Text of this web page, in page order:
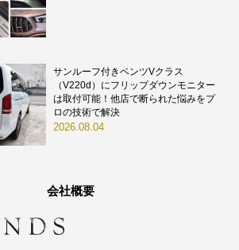
サンルーフ付きベンツVクラス
（V220d）にフリップダウンモニター
は取付可能！他店で断られた悩みをプ
ロの技術で解決
2026.08.04
会社概要